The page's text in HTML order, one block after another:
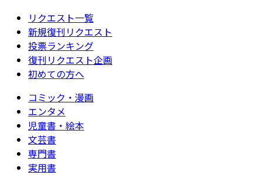
リクエスト一覧
新規復刊リクエスト
投票ランキング
復刊リクエスト企画
初めての方へ
コミック・漫画
エンタメ
児童書・絵本
文芸書
専門書
実用書